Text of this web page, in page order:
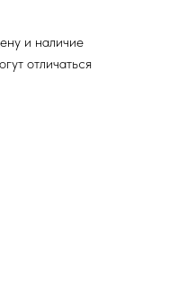
и наличие
отличаться